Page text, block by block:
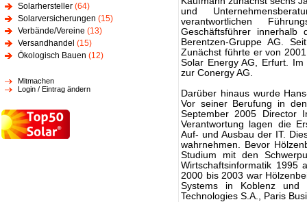
Solarhersteller (64)
Solarversicherungen (15)
Verbände/Vereine (13)
Versandhandel (15)
Ökologisch Bauen (12)
Mitmachen
Login / Eintrag ändern
und
verantwortlichen
Geschäftsführer innerhalb
Berentzen-Gruppe AG.
Zunächst führte er von
Solar Energy AG, Erfurt.
zur Conergy AG.
Darüber hinaus wurde
Vor seiner Berufung in
September 2005 Director
Verantwortung lagen die
Auf- und Ausbau der IT.
wahrnehmen. Bevor
Studium mit den
Wirtschaftsinformatik 1995
2000 bis 2003 war
Systems in Koblenz und
Technologies S.A., Paris